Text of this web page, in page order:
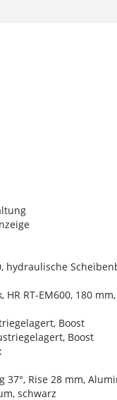
hydraulische
HR RT-EM600, 180
Boost
Boost
37°, Rise 28 mm,
schwarz